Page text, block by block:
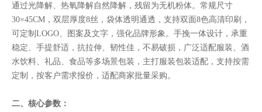
通过光降解、热氧降解自然降解，残留为无机粉体。常规尺寸
30×45CM，双层厚度8丝，袋体透明通透，支持双面8色高清印刷，
可定制LOGO、图案及文字，强化品牌形象。手挽一体设计，承重
稳定、手提舒适，抗拉伸、韧性佳，不易破损，广泛适配服装、酒
水饮料、礼品、食品等多场景包装，主打服装包装适配，支持按需
定制，按客户需求报价，适配商家批量采购。
二、核心参数：